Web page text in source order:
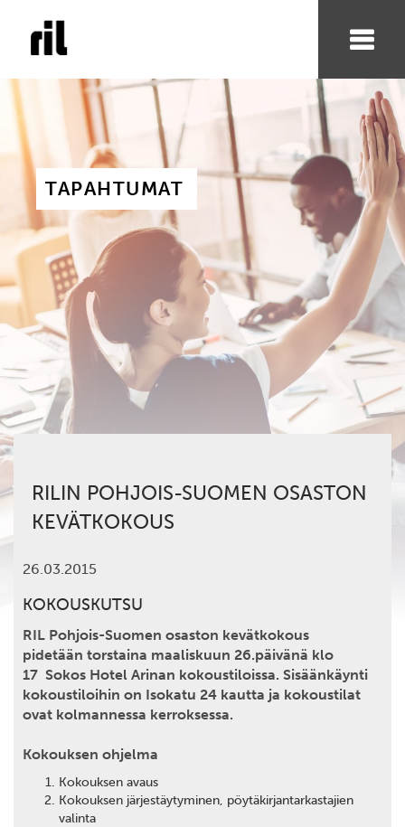
TAPAHTUMAT
RILIN POHJOIS-SUOMEN OSASTON
KEVÄTKOKOUS
26.03.2015
KOKOUSKUTSU
RIL Pohjois-Suomen osaston kevätkokous
pidetään torstaina maaliskuun 26.päivänä klo
17 Sokos Hotel Arinan kokoustiloissa. Sisäänkäynti
kokoustiloihin on Isokatu 24 kautta ja kokoustilat
ovat kolmannessa kerroksessa.
Kokouksen ohjelma
Kokouksen avaus
Kokouksen järjestäytyminen, pöytäkirjantarkastajien
valinta